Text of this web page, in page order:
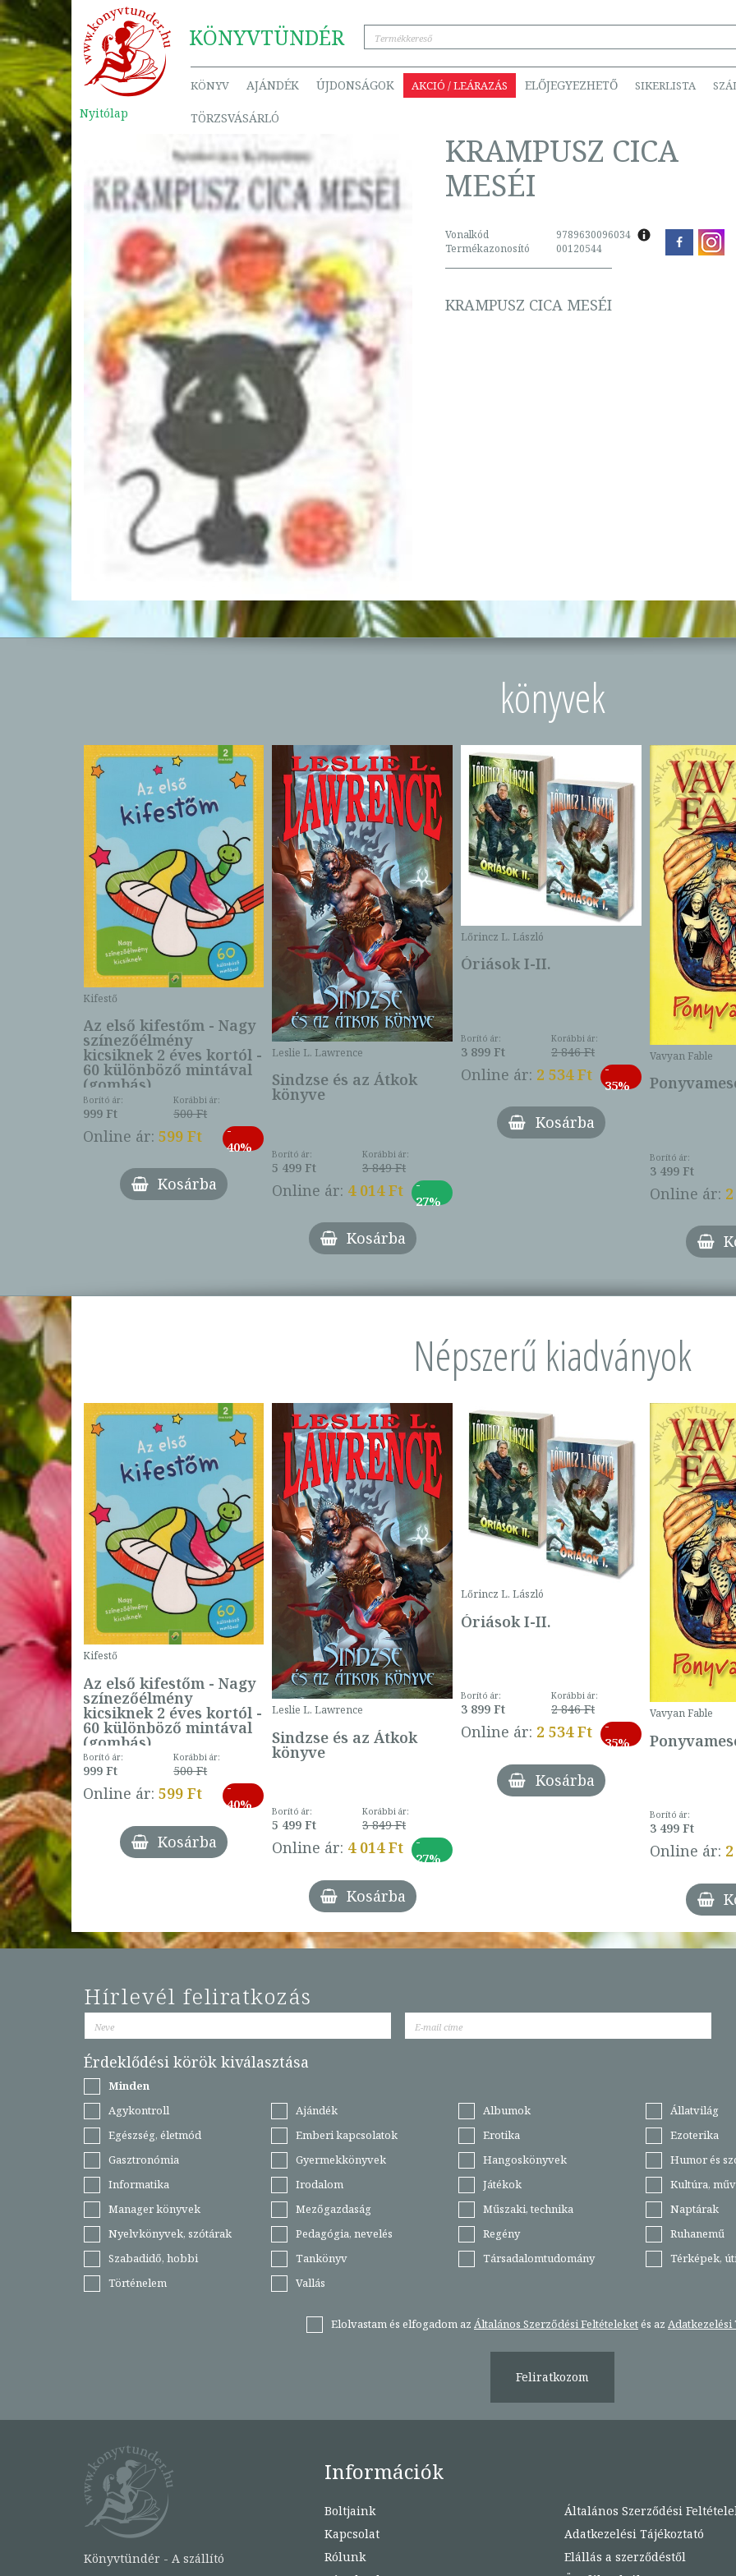
KÖNYVTÜNDÉR
KÖNYV AJÁNDÉK ÚJDONSÁGOK AKCIÓ / LEÁRAZÁS ELŐJEGYEZHETŐ SIKERLISTA
TÖRZSVÁSÁRLÓ
Nyitólap
KRAMPUSZ CICA
MESÉI
Vonalkód
9789630096034
Termékazonosító
00120544
KRAMPUSZ CICA MESÉI
könyvek
Kifestő
Az első kifestőm - Nagy
színezőélmény
kicsiknek 2 éves kortól -
60 különböző mintával
(gombás)
Borító ár:
999 Ft
Korábbi ár:
500 Ft
Online ár: 599 Ft
-
40%
Kosárba
Leslie L. Lawrence
Sindzse és az Átkok
könyve
Borító ár:
5 499 Ft
Korábbi ár:
3 849 Ft
Online ár: 4 014 Ft
-
27%
Kosárba
Lőrincz L. László
Óriások I-II.
Borító ár:
3 899 Ft
Korábbi ár:
2 846 Ft
Online ár: 2 534 Ft
-
35%
Kosárba
Vavyan Fable
Borító ár:
3 499 Ft
Online ár:
Népszerű kiadványok
ár:
Ft
Ft
-
27%
Kifestő
Az első kifestőm - Nagy
színezőélmény
kicsiknek 2 éves kortól -
60 különböző mintával
(gombás)
Borító ár:
999 Ft
Korábbi ár:
500 Ft
Online ár: 599 Ft
-
40%
Kosárba
Leslie L. Lawrence
Sindzse és az Átkok
könyve
Borító ár:
5 499 Ft
Korábbi ár:
3 849 Ft
Online ár: 4 014 Ft
-
27%
Kosárba
Lőrincz L. László
Óriások I-II.
Borító ár:
3 899 Ft
Korábbi ár:
2 846 Ft
Online ár: 2 534 Ft
-
35%
Kosárba
Vavyan Fable
Borító ár:
3 499 Ft
Online ár:
Hírlevél feliratkozás
Érdeklődési körök kiválasztása
Minden
Agykontroll
Ajándék Albumok Állatvilág
Egészség, életmód
Emberi kapcsolatok Erotika Ezoterika
Gasztronómia
Gyermekkönyvek Hangoskönyvek Humor és
Informatika
Irodalom Játékok Kultúra,
Manager könyvek
Mezőgazdaság Műszaki, technika Naptárak
Nyelvkönyvek, szótárak
Pedagógia, nevelés Regény Ruhanemű
Szabadidő, hobbi
Tankönyv Társadalomtudomány Térképek,
Történelem
Vallás
Elolvastam és elfogadom az Általános Szerződési Feltételeketés az
Feliratkozom
Könyvtündér - A szállító
Információk
Boltjaink
Kapcsolat
Rólunk
Általános Szerződési
Adatkezelési Tájékoztató
Elállás a szerződéstől